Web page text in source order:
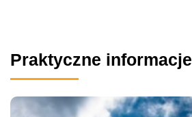
Praktyczne informacje